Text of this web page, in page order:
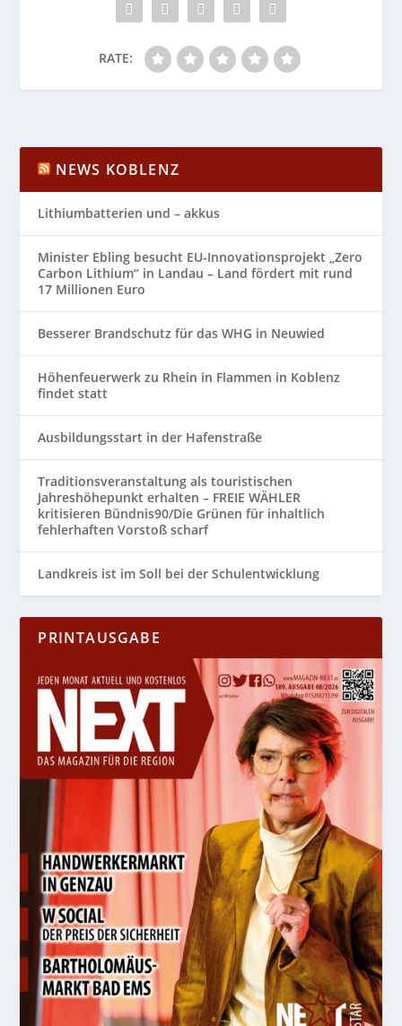
RATE:
NEWS KOBLENZ
Lithiumbatterien und – akkus
Minister Ebling besucht EU-Innovationsprojekt „Zero
Carbon Lithium“ in Landau – Land fördert mit rund
17 Millionen Euro
Besserer Brandschutz für das WHG in Neuwied
Höhenfeuerwerk zu Rhein in Flammen in Koblenz
findet statt
Ausbildungsstart in der Hafenstraße
Traditionsveranstaltung als touristischen
Jahreshöhepunkt erhalten – FREIE WÄHLER
kritisieren Bündnis90/Die Grünen für inhaltlich
fehlerhaften Vorstoß scharf
Landkreis ist im Soll bei der Schulentwicklung
PRINTAUSGABE